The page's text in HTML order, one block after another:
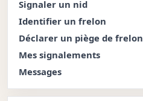
Signaler un nid
Identifier un frelon
Déclarer un piège de frelon
Mes signalements
Messages